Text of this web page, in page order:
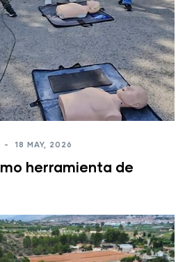
- 18 MAY, 2026
herramienta de